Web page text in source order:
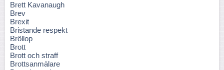
Brett Kavanaugh
Brev
Brexit
Bristande respekt
Bröllop
Brott
Brott och straff
Brottsanmälare